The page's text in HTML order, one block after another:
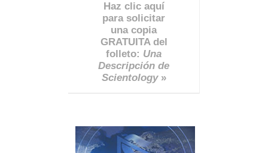
Haz clic aquí
para solicitar
una copia
GRATUITA del
folleto: Una
Descripción de
Scientology»